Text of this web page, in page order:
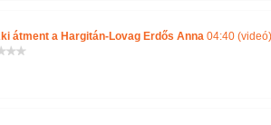
átment a Hargitán-Lovag Erdős Anna 04:40 (videó)